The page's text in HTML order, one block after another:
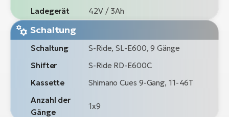
Ladegerät 42V / 3Ah
Schaltung
Schaltung
S-Ride, SL-E600, 9 Gänge
Shifter
S-Ride RD-E600C
Kassette
Shimano Cues 9-Gang, 11-46T
Anzahl der
Gänge
1x9